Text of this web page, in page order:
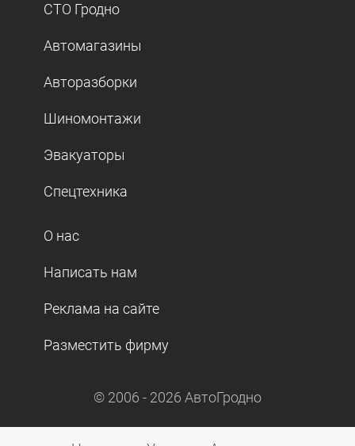
СТО Гродно
Автомагазины
Авторазборки
Шиномонтажи
Эвакуаторы
Спецтехника
О нас
Написать нам
Реклама на сайте
Разместить фирму
© 2006 - 2026 АвтоГродно